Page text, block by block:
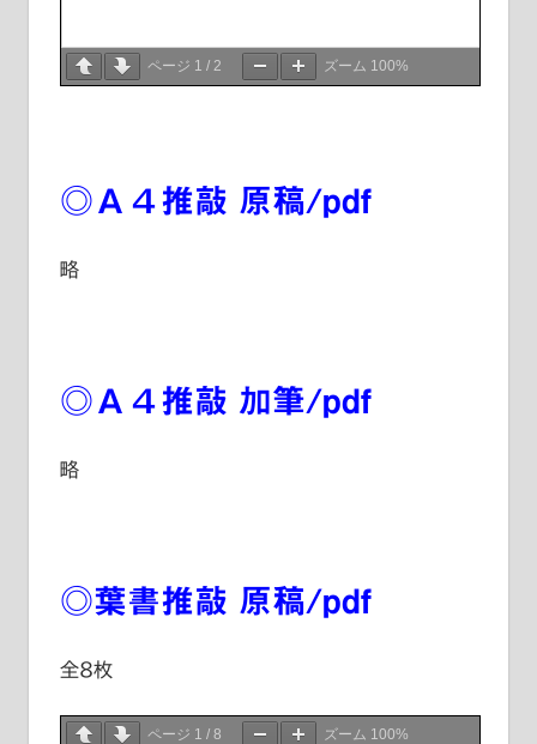
ページ 1 / 2 ズーム 100%
◎Ａ４推敲 原稿/pdf
略
◎Ａ４推敲 加筆/pdf
略
◎葉書推敲 原稿/pdf
全8枚
ページ 1 / 8 ズーム 100%